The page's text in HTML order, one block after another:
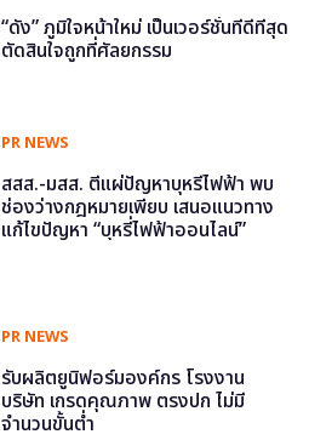
“ดัง” ภูมิใจหน้าใหม่ เป็นเวอร์ชั่นที่ดีที่สุด
ตัดสินใจถูกที่ศัลยกรรม
PR NEWS
สสส.-มสส. ตีแผ่ปัญหาบุหรี่ไฟฟ้า พบ
ช่องว่างกฎหมายเพียบ เสนอแนวทาง
แก้ไขปัญหา “บุหรี่ไฟฟ้าออนไลน์”
PR NEWS
รับผลิตยูนิฟอร์มองค์กร โรงงาน
บริษัท เกรดคุณภาพ ตรงปก ไม่มี
จำนวนขั้นต่ำ